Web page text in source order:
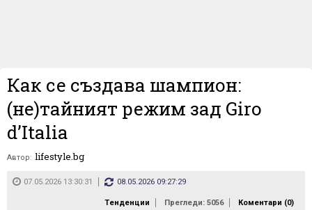
Как се създава шампион:
(не)тайният режим зад Giro
d’Italia
Автор: lifestyle.bg
07.05.2026 13:30:31 08.05.2026 09:27:29
Тенденции Прегледи: 5056 Коментари (0)